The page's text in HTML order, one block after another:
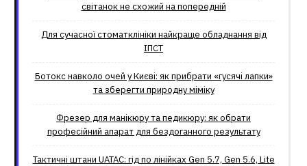
світанок не схожий на попередній
Для сучасної стоматклініки найкраще обладнання від
ІПСТ
Ботокс навколо очей у Києві: як прибрати «гусячі лапки»
та зберегти природну міміку
Фрезер для манікюру та педикюру: як обрати
професійний апарат для бездоганного результату
Тактичні штани UATAC: гід по лінійках Gen 5.7, Gen 5.6, Lite